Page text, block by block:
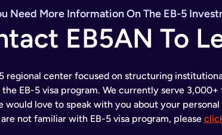
Need More Information On The EB-5
EB5AN To
5 regional center focused on structuring
EB-5 visa program. We currently serve
would love to speak with you about your
not familiar with EB-5 visa program, please